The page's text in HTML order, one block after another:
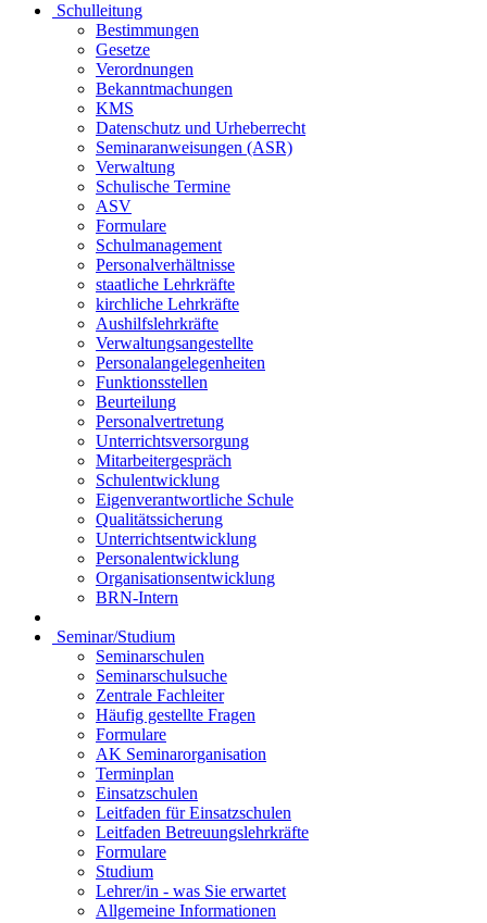
Schulleitung
Bestimmungen
Gesetze
Verordnungen
Bekanntmachungen
KMS
Datenschutz und Urheberrecht
Seminaranweisungen (ASR)
Verwaltung
Schulische Termine
ASV
Formulare
Schulmanagement
Personalverhältnisse
staatliche Lehrkräfte
kirchliche Lehrkräfte
Aushilfslehrkräfte
Verwaltungsangestellte
Personalangelegenheiten
Funktionsstellen
Beurteilung
Personalvertretung
Unterrichtsversorgung
Mitarbeitergespräch
Schulentwicklung
Eigenverantwortliche Schule
Qualitätssicherung
Unterrichtsentwicklung
Personalentwicklung
Organisationsentwicklung
BRN-Intern
Seminar/Studium
Seminarschulen
Seminarschulsuche
Zentrale Fachleiter
Häufig gestellte Fragen
Formulare
AK Seminarorganisation
Terminplan
Einsatzschulen
Leitfaden für Einsatzschulen
Leitfaden Betreuungslehrkräfte
Formulare
Studium
Lehrer/in - was Sie erwartet
Allgemeine Informationen